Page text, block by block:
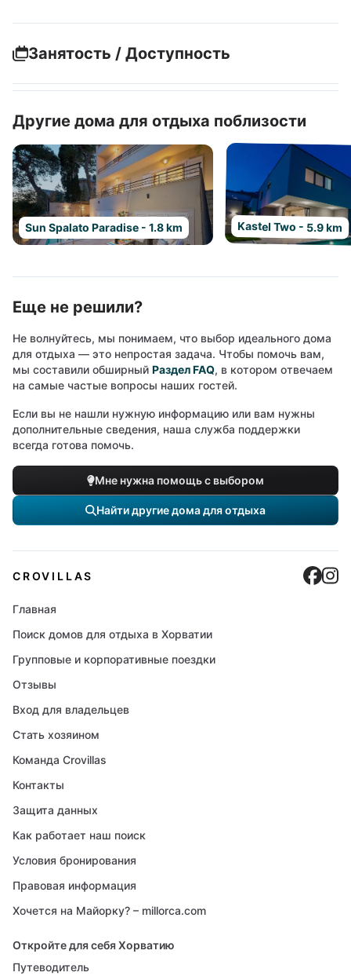
Занятость / Доступность
Другие дома для отдыха поблизости
Sun Spalato Paradise - 1.8 km Kastel Two - 5.9 km
Еще не решили?
Не волнуйтесь, мы понимаем, что выбор идеального дома
для отдыха — это непростая задача. Чтобы помочь вам,
мы составили обширный Раздел FAQ, в котором отвечаем
на самые частые вопросы наших гостей.
Если вы не нашли нужную информацию или вам нужны
дополнительные сведения, наша служба поддержки
всегда готова помочь.
Мне нужна помощь с выбором
Найти другие дома для отдыха
CROVILLAS
Главная
Поиск домов для отдыха в Хорватии
Групповые и корпоративные поездки
Отзывы
Вход для владельцев
Стать хозяином
Команда Crovillas
Контакты
Защита данных
Как работает наш поиск
Условия бронирования
Правовая информация
Хочется на Майорку? – millorca.com
Откройте для себя Хорватию
Путеводитель